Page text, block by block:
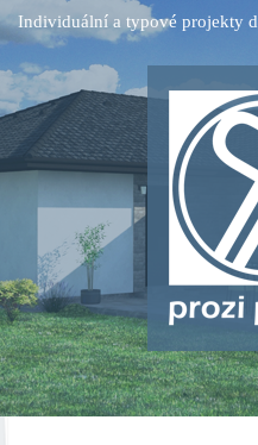
Individuální a typové projekty